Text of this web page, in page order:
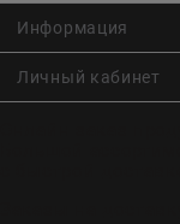
Информация
Личный кабинет